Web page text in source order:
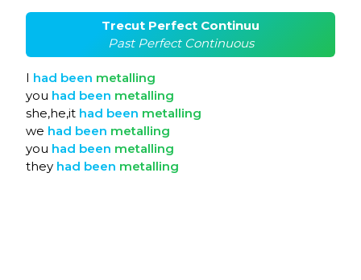
Trecut Perfect Continuu
Past Perfect Continuous
I had been metalling
you had been metalling
she,he,it had been metalling
we had been metalling
you had been metalling
they had been metalling